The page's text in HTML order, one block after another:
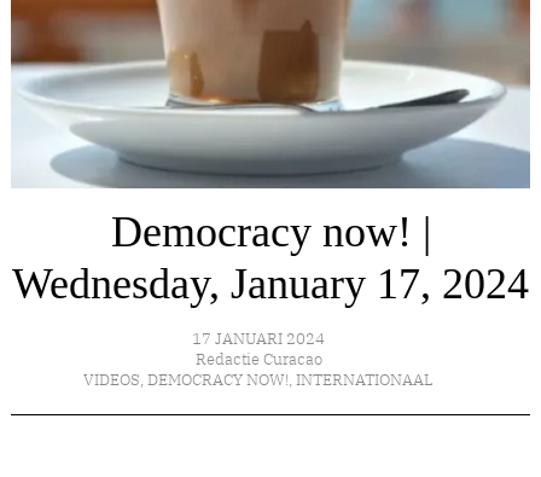
Democracy now! |
Wednesday, January 17, 2024
17 JANUARI 2024
Redactie Curacao
VIDEOS, DEMOCRACY NOW!, INTERNATIONAAL